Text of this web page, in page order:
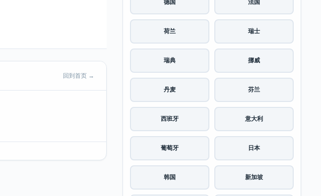
回到首页 →
德国 法国
荷兰 瑞士
瑞典 挪威
丹麦 芬兰
西班牙 意大利
葡萄牙 日本
韩国 新加坡